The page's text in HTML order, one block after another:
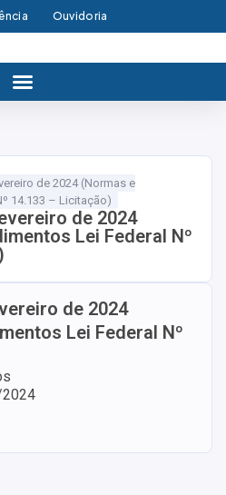
Ouvidoria
de 2024 (Normas e
14.133 – Licitação)
de 2024
Lei Federal Nº
de 2024
Lei Federal Nº